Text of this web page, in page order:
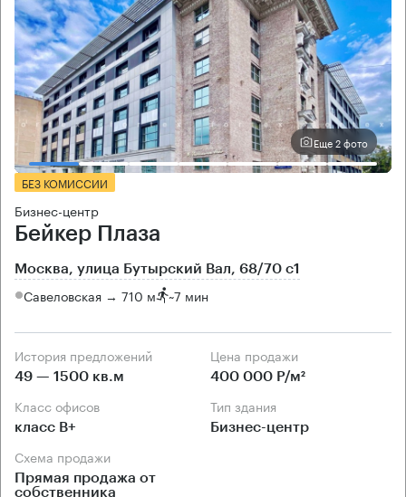
Еще 2 фото
БЕЗ КОМИССИИ
Бизнес-центр
Бейкер Плаза
Москва, улица Бутырский Вал, 68/70 с1
Савеловская → 710 м ~7 мин
История предложений
49 — 1500 кв.м
Цена продажи
400 000 Р/м²
Класс офисов
класс B+
Тип здания
Бизнес-центр
Схема продажи
Прямая продажа от
собственника